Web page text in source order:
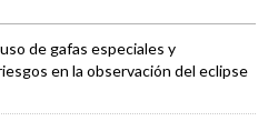
de gafas especiales y
en la observación del eclipse